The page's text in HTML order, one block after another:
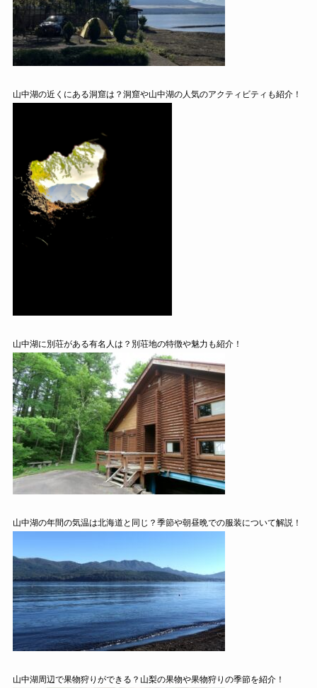
山中湖の近くにある洞窟は？洞窟や山中湖の人気のアクティビティも紹介！
山中湖に別荘がある有名人は？別荘地の特徴や魅力も紹介！
山中湖の年間の気温は北海道と同じ？季節や朝昼晩での服装について解説！
山中湖周辺で果物狩りができる？山梨の果物や果物狩りの季節を紹介！